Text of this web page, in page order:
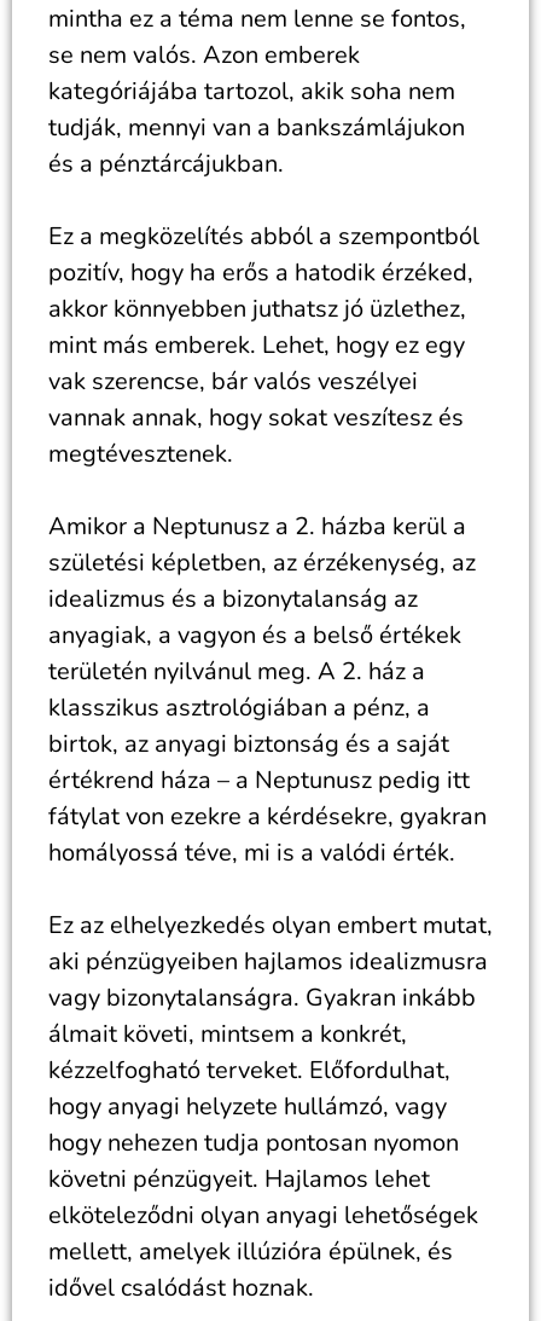
mintha ez a téma nem lenne se fontos,
se nem valós. Azon emberek
kategóriájába tartozol, akik soha nem
tudják, mennyi van a bankszámlájukon
és a pénztárcájukban.
Ez a megközelítés abból a szempontból
pozitív, hogy ha erős a hatodik érzéked,
akkor könnyebben juthatsz jó üzlethez,
mint más emberek. Lehet, hogy ez egy
vak szerencse, bár valós veszélyei
vannak annak, hogy sokat veszítesz és
megtévesztenek.
Amikor a Neptunusz a 2. házba kerül a
születési képletben, az érzékenység, az
idealizmus és a bizonytalanság az
anyagiak, a vagyon és a belső értékek
területén nyilvánul meg. A 2. ház a
klasszikus asztrológiában a pénz, a
birtok, az anyagi biztonság és a saját
értékrend háza – a Neptunusz pedig itt
fátylat von ezekre a kérdésekre, gyakran
homályossá téve, mi is a valódi érték.
Ez az elhelyezkedés olyan embert mutat,
aki pénzügyeiben hajlamos idealizmusra
vagy bizonytalanságra. Gyakran inkább
álmait követi, mintsem a konkrét,
kézzelfogható terveket. Előfordulhat,
hogy anyagi helyzete hullámzó, vagy
hogy nehezen tudja pontosan nyomon
követni pénzügyeit. Hajlamos lehet
elköteleződni olyan anyagi lehetőségek
mellett, amelyek illúzióra épülnek, és
idővel csalódást hoznak.